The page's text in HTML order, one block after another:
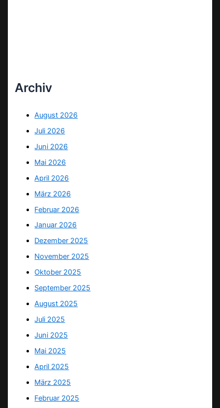
Archiv
August 2026
Juli 2026
Juni 2026
Mai 2026
April 2026
März 2026
Februar 2026
Januar 2026
Dezember 2025
November 2025
Oktober 2025
September 2025
August 2025
Juli 2025
Juni 2025
Mai 2025
April 2025
März 2025
Februar 2025